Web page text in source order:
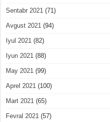
Sentabr 2021 (71)
Avgust 2021 (94)
Iyul 2021 (82)
Iyun 2021 (88)
May 2021 (99)
Aprel 2021 (100)
Mart 2021 (65)
Fevral 2021 (57)